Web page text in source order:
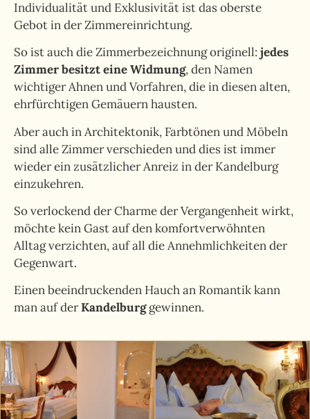
Individualität und Exklusivität ist das oberste
Gebot in der Zimmereinrichtung.
So ist auch die Zimmerbezeichnung originell: jedes
Zimmer besitzt eine Widmung, den Namen
wichtiger Ahnen und Vorfahren, die in diesen alten,
ehrfürchtigen Gemäuern hausten.
Aber auch in Architektonik, Farbtönen und Möbeln
sind alle Zimmer verschieden und dies ist immer
wieder ein zusätzlicher Anreiz in der Kandelburg
einzukehren.
So verlockend der Charme der Vergangenheit wirkt,
möchte kein Gast auf den komfortverwöhnten
Alltag verzichten, auf all die Annehmlichkeiten der
Gegenwart.
Einen beeindruckenden Hauch an Romantik kann
man auf derKandelburggewinnen.